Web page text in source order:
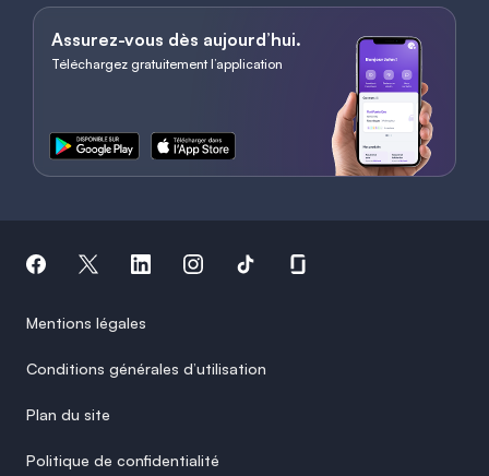
Assurez-vous dès aujourd’hui.
Téléchargez gratuitement l’application
Mentions légales
Conditions générales d’utilisation
Plan du site
Politique de confidentialité